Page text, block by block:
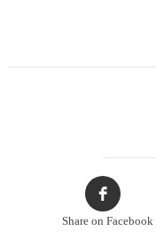
Share on Facebook